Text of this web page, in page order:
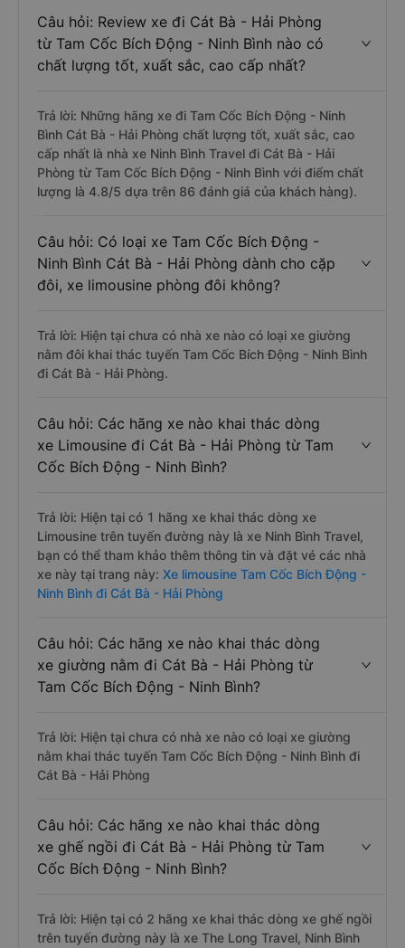
Câu hỏi: Review xe đi Cát Bà - Hải Phòng
từ Tam Cốc Bích Động - Ninh Bình nào có
chất lượng tốt, xuất sắc, cao cấp nhất?
Trả lời: Những hãng xe đi Tam Cốc Bích Động - Ninh
Bình Cát Bà - Hải Phòng chất lượng tốt, xuất sắc, cao
cấp nhất là nhà xe Ninh Bình Travel đi Cát Bà - Hải
Phòng từ Tam Cốc Bích Động - Ninh Bình với điểm chất
lượng là 4.8/5 dựa trên 86 đánh giá của khách hàng).
Câu hỏi: Có loại xe Tam Cốc Bích Động -
Ninh Bình Cát Bà - Hải Phòng dành cho cặp
đôi, xe limousine phòng đôi không?
Trả lời: Hiện tại chưa có nhà xe nào có loại xe giường
nằm đôi khai thác tuyến Tam Cốc Bích Động - Ninh Bình
đi Cát Bà - Hải Phòng.
Câu hỏi: Các hãng xe nào khai thác dòng
xe Limousine đi Cát Bà - Hải Phòng từ Tam
Cốc Bích Động - Ninh Bình?
Trả lời: Hiện tại có 1 hãng xe khai thác dòng xe
Limousine trên tuyến đường này là xe Ninh Bình Travel,
bạn có thể tham khảo thêm thông tin và đặt vé các nhà
xe này tại trang này: Xe limousine Tam Cốc Bích Động -
Ninh Bình đi Cát Bà - Hải Phòng
Câu hỏi: Các hãng xe nào khai thác dòng
xe giường nằm đi Cát Bà - Hải Phòng từ
Tam Cốc Bích Động - Ninh Bình?
Trả lời: Hiện tại chưa có nhà xe nào có loại xe giường
nằm khai thác tuyến Tam Cốc Bích Động - Ninh Bình đi
Cát Bà - Hải Phòng
Câu hỏi: Các hãng xe nào khai thác dòng
xe ghế ngồi đi Cát Bà - Hải Phòng từ Tam
Cốc Bích Động - Ninh Bình?
Trả lời: Hiện tại có 2 hãng xe khai thác dòng xe ghế ngồi
trên tuyến đường này là xe The Long Travel, Ninh Bình